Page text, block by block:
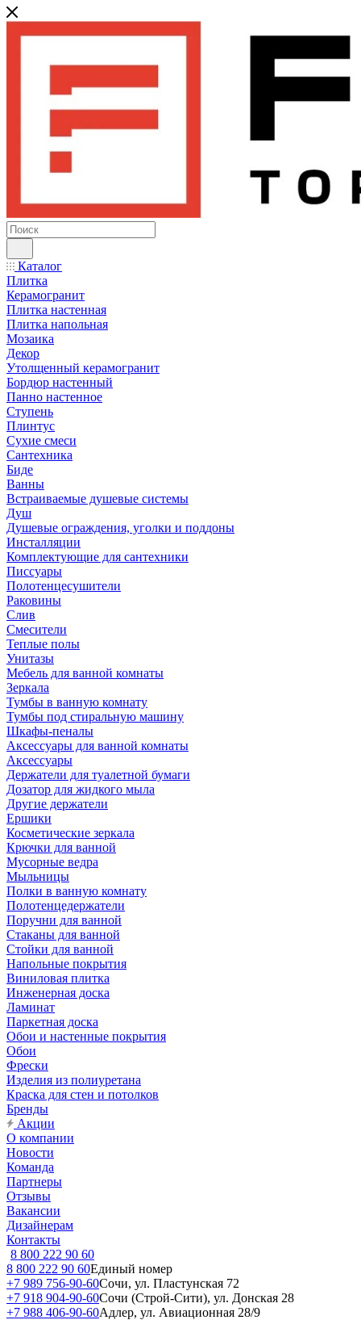
Каталог
Плитка
Керамогранит
Плитка настенная
Плитка напольная
Мозаика
Декор
Утолщенный керамогранит
Бордюр настенный
Панно настенное
Ступень
Плинтус
Сухие смеси
Сантехника
Биде
Ванны
Встраиваемые душевые системы
Душ
Душевые ограждения, уголки и поддоны
Инсталляции
Комплектующие для сантехники
Писсуары
Полотенцесушители
Раковины
Слив
Смесители
Теплые полы
Унитазы
Мебель для ванной комнаты
Зеркала
Тумбы в ванную комнату
Тумбы под стиральную машину
Шкафы-пеналы
Аксессуары для ванной комнаты
Аксессуары
Держатели для туалетной бумаги
Дозатор для жидкого мыла
Другие держатели
Ершики
Косметические зеркала
Крючки для ванной
Мусорные ведра
Мыльницы
Полки в ванную комнату
Полотенцедержатели
Поручни для ванной
Стаканы для ванной
Стойки для ванной
Напольные покрытия
Виниловая плитка
Инженерная доска
Ламинат
Паркетная доска
Обои и настенные покрытия
Обои
Фрески
Изделия из полиуретана
Краска для стен и потолков
Бренды
Акции
О компании
Новости
Команда
Партнеры
Отзывы
Вакансии
Дизайнерам
Контакты
8 800 222 90 60
8 800 222 90 60Единый номер
+7 989 756-90-60Сочи, ул. Пластунская 72
+7 918 904-90-60Сочи (Строй-Сити), ул. Донская 28
+7 988 406-90-60Адлер, ул. Авиационная 28/9